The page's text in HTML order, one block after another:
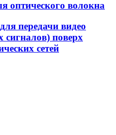
оптического волокна
передачи видео
сигналов) поверх
сетей